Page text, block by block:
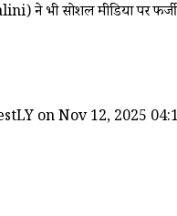
ने भी सोशल मीडिया पर
on Nov 12, 2025